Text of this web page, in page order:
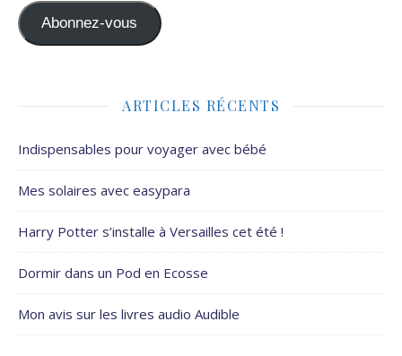
Abonnez-vous
ARTICLES RÉCENTS
Indispensables pour voyager avec bébé
Mes solaires avec easypara
Harry Potter s’installe à Versailles cet été !
Dormir dans un Pod en Ecosse
Mon avis sur les livres audio Audible